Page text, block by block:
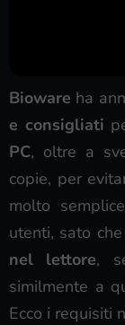
Bioware ha
e consigliati
PC, oltre a
copie, per
molto
utenti, sato
nel lettore,
similmente a
Ecco i requisiti